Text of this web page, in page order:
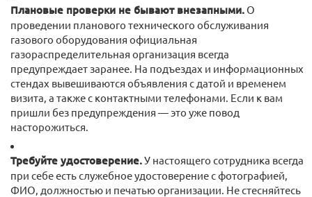
Плановые проверки не бывают внезапными. О
проведении планового технического обслуживания
газового оборудования официальная
газораспределительная организация всегда
предупреждает заранее. На подъездах и информационных
стендах вывешиваются объявления с датой и временем
визита, а также с контактными телефонами. Если к вам
пришли без предупреждения — это уже повод
насторожиться.
Требуйте удостоверение.У настоящего сотрудника всегда
при себе есть служебное удостоверение с фотографией,
ФИО, должностью и печатью организации. Не стесняйтесь